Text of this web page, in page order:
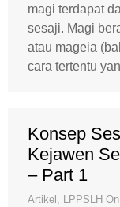
magi terdapat
sesaji. Magi
atau mageia
cara tertentu
Konsep
Kejawen
– Part 1
Artikel , LPPSLH